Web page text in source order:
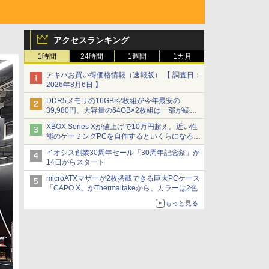
アクセスランキング
1時間 24時間 1週間 1カ月
アキバお買い得価格情報（速報版） 【 調査日：
2026年8月6日 】
DDR5メモリの16GB×2枚組が今年最安の
39,980円、大容量の64GB×2枚組は一部が続騰
[8月前半のメモリ価格]
XBOX Series Xが値上げで10万円超え。近い性
能のゲーミングPCを自作するといくらになる？
【石田賀津男の『酒の肴にPCゲーム』】
イオシス創業30周年セール「30周年記念祭」が
14日からスタート
microATXマザーが2枚搭載できる巨大PCケース
「CAPO X」がThermaltakeから、カラーは2色
もっと見る